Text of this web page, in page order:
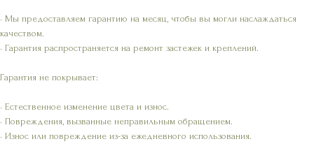
• Мы предоставляем гарантию на месяц, чтобы вы могли наслаждаться
качеством.
• Гарантия распространяется на ремонт застежек и креплений.
Гарантия не покрывает:
• Естественное изменение цвета и износ.
• Повреждения, вызванные неправильным обращением.
• Износ или повреждение из-за ежедневного использования.